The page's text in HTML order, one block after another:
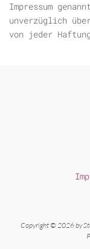
Impressum
unverzüglich
von jeder
Copyright © 2026 by